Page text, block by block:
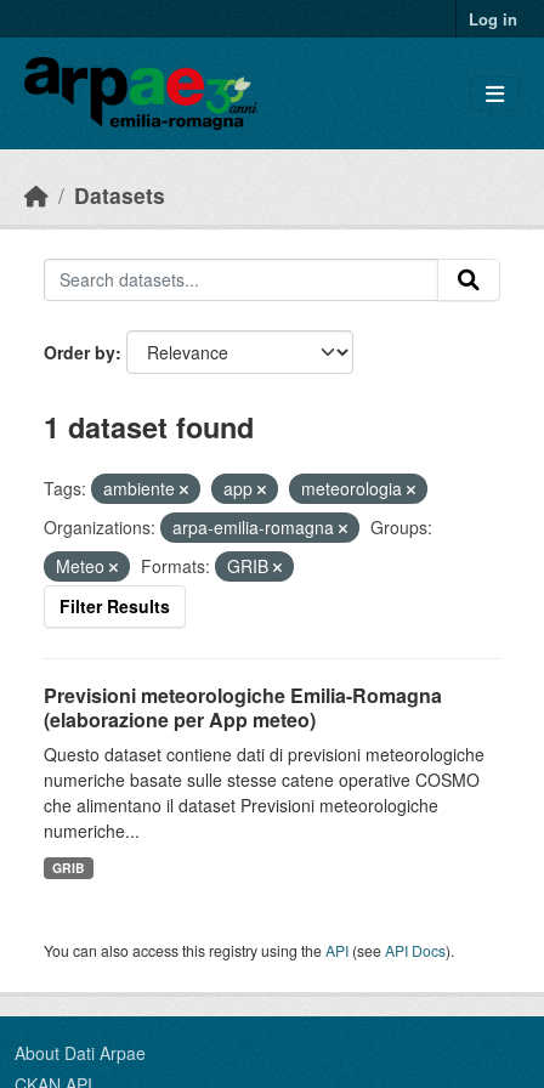
Log in
Datasets
Order by
1 dataset found
Tags: ambiente app
meteorologia
Organizations:
arpa-emilia-romagna
Groups:
Meteo
Formats:
GRIB
Filter Results
Previsioni meteorologiche Emilia-Romagna
(elaborazione per App meteo)
Questo dataset contiene dati di previsioni meteorologiche
numeriche basate sulle stesse catene operative COSMO
che alimentano il dataset Previsioni meteorologiche
numeriche...
GRIB
You can also access this registry using theAPI (seeAPI Docs).
About Dati Arpae